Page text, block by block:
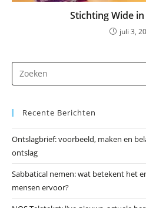
Stichting Wide
juli 3,
Recente Berichten
Ontslagbrief: voorbeeld, maken en
ontslag
Sabbatical nemen: wat betekent het
mensen ervoor?